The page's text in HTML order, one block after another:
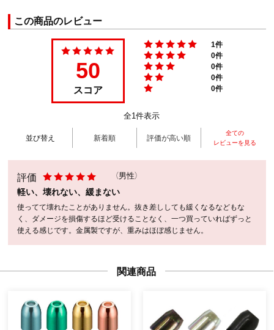
この商品のレビュー
50
スコア
1件
0件
0件
0件
0件
全1件表示
並び替え 新着順 評価が高い順
全ての
レビューを見る
評価 （男性）
軽い、壊れない、緩まない
使ってて壊れたことがありません。抜き差ししても緩くなるなどもな
く、ダメージを損傷するほど受けることなく、一つ買っていればずっと
使える感じです。金属製ですが、重みはほぼ感じません。
関連商品